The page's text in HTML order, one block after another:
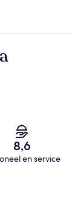
8,6
en service